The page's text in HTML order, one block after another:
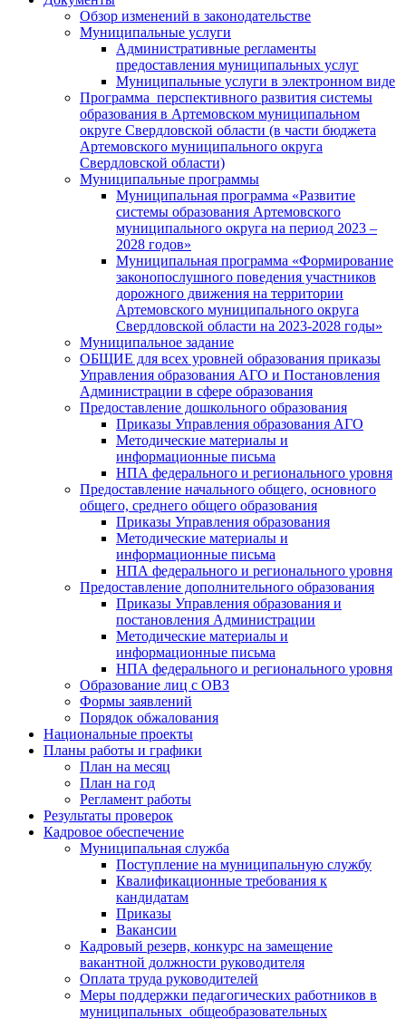
Обзор изменений в законодательстве
Муниципальные услуги
Административные регламенты
предоставления муниципальных услуг
Муниципальные услуги в электронном виде
Программа перспективного развития системы
образования в Артемовском муниципальном
округе Свердловской области (в части бюджета
Артемовского муниципального округа
Свердловской области)
Муниципальные программы
Муниципальная программа «Развитие
системы образования Артемовского
муниципального округа на период 2023 –
2028 годов»
Муниципальная программа «Формирование
законопослушного поведения участников
дорожного движения на территории
Артемовского муниципального округа
Свердловской области на 2023-2028 годы»
Муниципальное задание
ОБЩИЕ для всех уровней образования приказы
Управления образования АГО и Постановления
Администрации в сфере образования
Предоставление дошкольного образования
Приказы Управления образования АГО
Методические материалы и
информационные письма
НПА федерального и регионального уровня
Предоставление начального общего, основного
общего, среднего общего образования
Приказы Управления образования
Методические материалы и
информационные письма
НПА федерального и регионального уровня
Предоставление дополнительного образования
Приказы Управления образования и
постановления Администрации
Методические материалы и
информационные письма
НПА федерального и регионального уровня
Образование лиц с ОВЗ
Формы заявлений
Порядок обжалования
Национальные проекты
Планы работы и графики
План на месяц
План на год
Регламент работы
Результаты проверок
Кадровое обеспечение
Муниципальная служба
Поступление на муниципальную службу
Квалификационные требования к
кандидатам
Приказы
Вакансии
Кадровый резерв, конкурс на замещение
вакантной должности руководителя
Оплата труда руководителей
Меры поддержки педагогических работников в
муниципальных общеобразовательных